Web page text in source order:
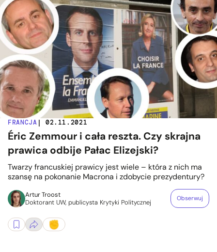
FRANCJA | 02.11.2021
Éric Zemmour i cała reszta. Czy skrajna
prawica odbije Pałac Elizejski?
Twarzy francuskiej prawicy jest wiele – która z nich ma
szansę na pokonanie Macrona i zdobycie prezydentury?
Artur Troost
Doktorant UW, publicysta Krytyki Politycznej
Obserwuj